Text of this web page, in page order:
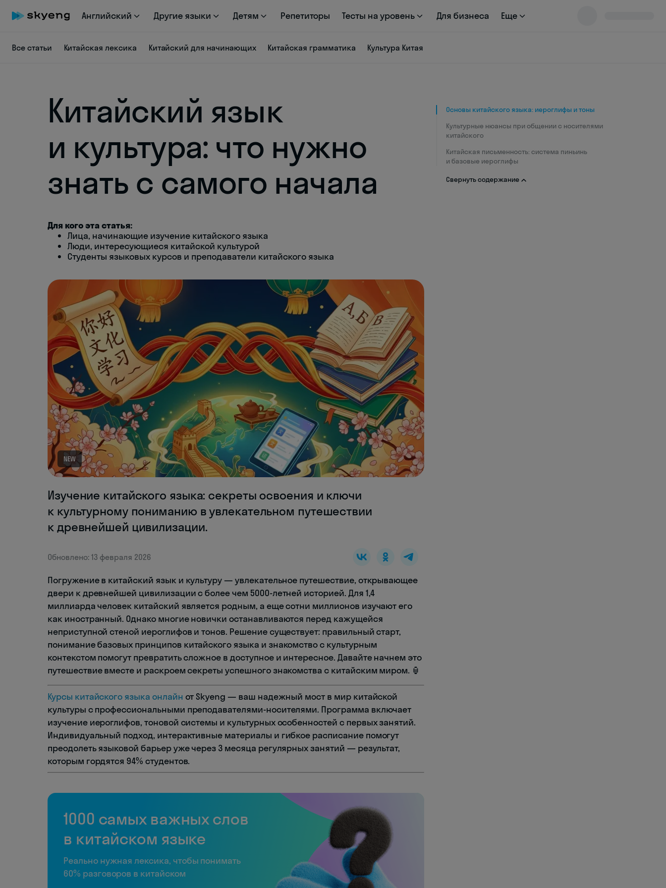
Английский Другие языки Детям Репетиторы Тесты на уровень Для бизнеса Еще
Все статьи Китайская лексика Китайский для начинающих Китайская грамматика Культура Китая
Китайский язык
и культура: что нужно
знать с самого начала
Для кого эта статья:
Лица, начинающие изучение китайского языка
Люди, интересующиеся китайской культурой
Студенты языковых курсов и преподаватели китайского языка
NEW
Изучение китайского языка: секреты освоения и ключи
к культурному пониманию в увлекательном путешествии
к древнейшей цивилизации.
Обновлено: 13 февраля 2026
Погружение в китайский язык и культуру — увлекательное путешествие, открывающее
двери к древнейшей цивилизации с более чем 5000-летней историей. Для 1,4
миллиарда человек китайский является родным, а еще сотни миллионов изучают его
как иностранный. Однако многие новички останавливаются перед кажущейся
неприступной стеной иероглифов и тонов. Решение существует: правильный старт,
понимание базовых принципов китайского языка и знакомство с культурным
контекстом помогут превратить сложное в доступное и интересное. Давайте начнем это
путешествие вместе и раскроем секреты успешного знакомства с китайским миром. 🏮
Курсы китайского языка онлайн от Skyeng — ваш надежный мост в мир китайской
культуры с профессиональными преподавателями-носителями. Программа включает
изучение иероглифов, тоновой системы и культурных особенностей с первых занятий.
Индивидуальный подход, интерактивные материалы и гибкое расписание помогут
преодолеть языковой барьер уже через 3 месяца регулярных занятий — результат,
которым гордятся 94% студентов.
1000 самых важных слов
в китайском языке
Реально нужная лексика, чтобы понимать
60% разговоров в китайском
Основы китайского языка: иероглифы и тоны
Культурные нюансы при общении с носителями
китайского
Китайская письменность: система пиньинь
и базовые иероглифы
Свернуть содержание